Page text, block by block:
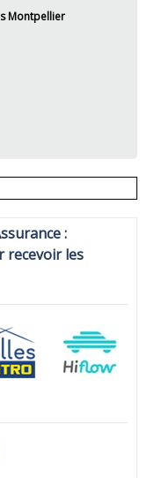
Montpellier
:
recevoir les